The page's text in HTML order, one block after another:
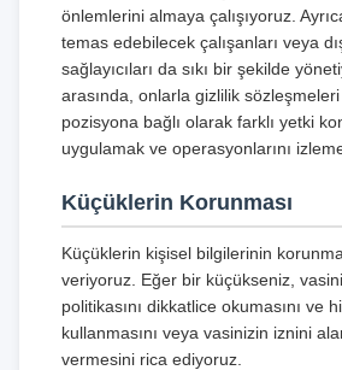
önlemlerini almaya çalışıyoruz.
temas edebilecek çalışanları veya
sağlayıcıları da sıkı bir şekilde
arasında, onlarla gizlilik
pozisyona bağlı olarak farklı yetki
uygulamak ve operasyonlarını
Küçüklerin Korunması
Küçüklerin kişisel bilgilerinin
veriyoruz. Eğer bir küçükseniz,
politikasını dikkatlice okumasını ve
kullanmasını veya vasinizin iznini
vermesini rica ediyoruz.